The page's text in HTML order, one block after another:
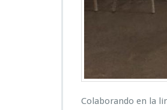
Colaborando en la